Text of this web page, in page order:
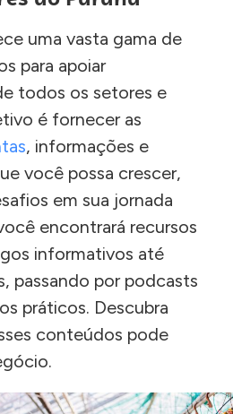
uma vasta gama de
para apoiar
todos os setores e
é fornecer as
, informações e
você possa crescer,
em sua jornada
encontrará recursos
informativos até
passando por podcasts
práticos. Descubra
conteúdos pode